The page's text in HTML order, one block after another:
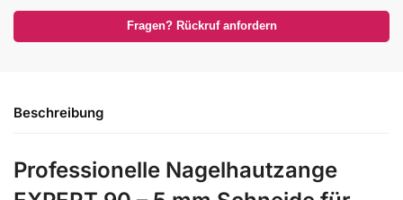
Fragen? Rückruf anfordern
Beschreibung
Professionelle Nagelhautzange